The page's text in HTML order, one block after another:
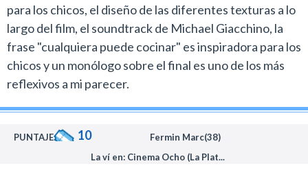
más de uno le va dar hambre cuando vean las sopas.
Desde lo visual el espectáculo que ofrece es alucinante
y nos recuerda porque en Pixar trabajan los mejores
artistas de este campo.
El único inconveniente que tiene Ratatouille para mí es
el guión. En esta oportunidad Brad Bird me aburrió y su
que esta vez se cebó con su predica de "lucha por tus
sueños" y el mensaje contra la discriminación y se
para los chicos, el diseño de las diferentes texturas a lo
largo del film, el soundtrack de Michael Giacchino, la
frase "cualquiera puede cocinar" es inspiradora para los
chicos y un monólogo sobre el final es uno de los más
reflexivos a mi parecer.
PUNTAJE: 10
Fermin Marc(38)
La ví en: Cinema Ocho (La Plat...